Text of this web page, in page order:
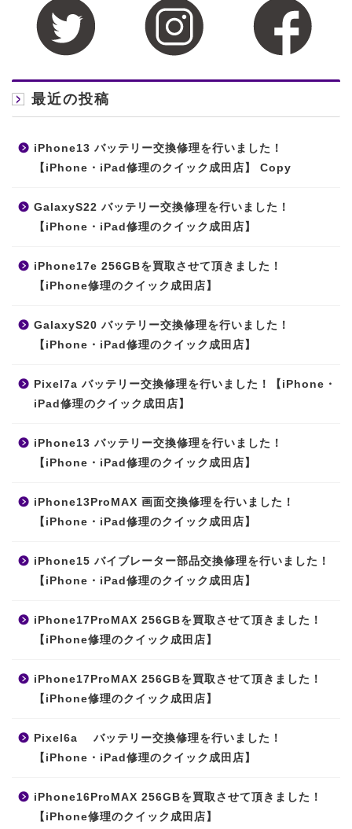
最近の投稿
iPhone13 バッテリー交換修理を行いました！
【iPhone・iPad修理のクイック成田店】 Copy
GalaxyS22 バッテリー交換修理を行いました！
【iPhone・iPad修理のクイック成田店】
iPhone17e 256GBを買取させて頂きました！
【iPhone修理のクイック成田店】
GalaxyS20 バッテリー交換修理を行いました！
【iPhone・iPad修理のクイック成田店】
Pixel7a バッテリー交換修理を行いました！【iPhone・
iPad修理のクイック成田店】
iPhone13 バッテリー交換修理を行いました！
【iPhone・iPad修理のクイック成田店】
iPhone13ProMAX 画面交換修理を行いました！
【iPhone・iPad修理のクイック成田店】
iPhone15 バイブレーター部品交換修理を行いました！
【iPhone・iPad修理のクイック成田店】
iPhone17ProMAX 256GBを買取させて頂きました！
【iPhone修理のクイック成田店】
iPhone17ProMAX 256GBを買取させて頂きました！
【iPhone修理のクイック成田店】
Pixel6a バッテリー交換修理を行いました！
【iPhone・iPad修理のクイック成田店】
iPhone16ProMAX 256GBを買取させて頂きました！
【iPhone修理のクイック成田店】